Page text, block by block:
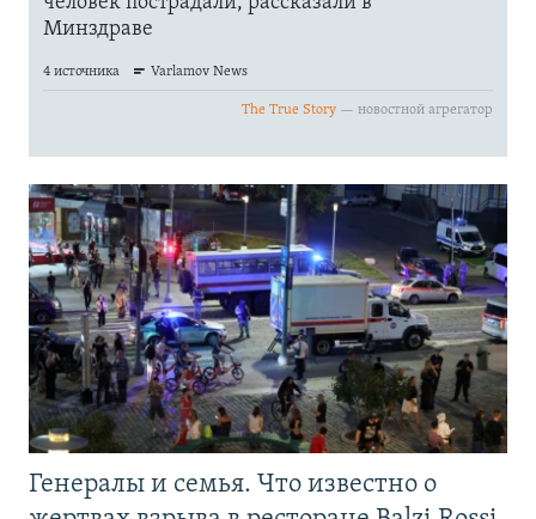
Генералы и семья. Что известно о